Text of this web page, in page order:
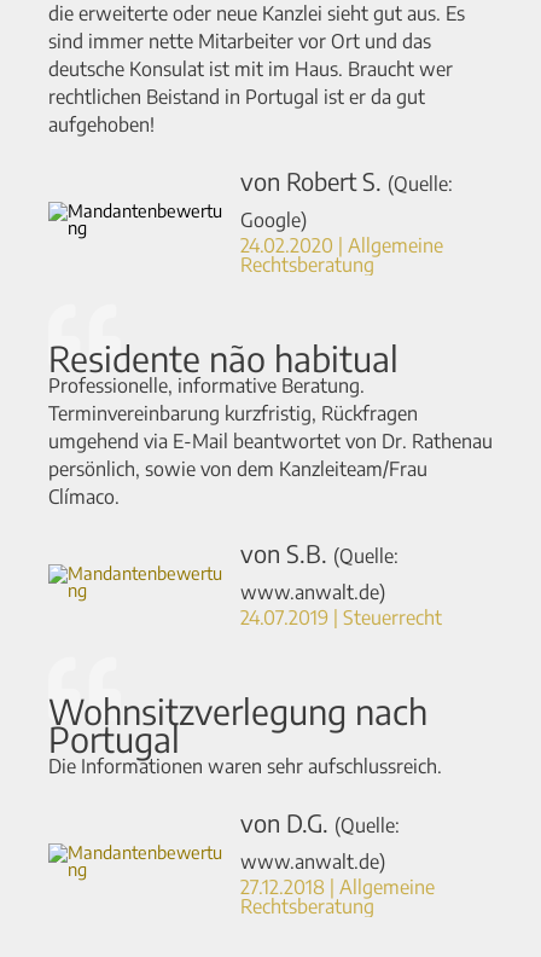
die erweiterte oder neue Kanzlei sieht gut aus. Es
sind immer nette Mitarbeiter vor Ort und das
deutsche Konsulat ist mit im Haus. Braucht wer
rechtlichen Beistand in Portugal ist er da gut
aufgehoben!
von Robert S. (Quelle:
Google)
24.02.2020 | Allgemeine
Rechtsberatung
Residente não habitual
Professionelle, informative Beratung.
Terminvereinbarung kurzfristig, Rückfragen
umgehend via E-Mail beantwortet von Dr. Rathenau
persönlich, sowie von dem Kanzleiteam/Frau
Clímaco.
von S.B. (Quelle:
www.anwalt.de)
24.07.2019 | Steuerrecht
Wohnsitzverlegung nach
Portugal
Die Informationen waren sehr aufschlussreich.
von D.G. (Quelle:
www.anwalt.de)
27.12.2018 | Allgemeine
Rechtsberatung